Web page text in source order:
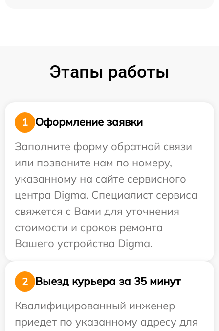
Этапы работы
1
Оформление заявки
Заполните форму обратной связи
или позвоните нам по номеру,
указанному на сайте сервисного
центра Digma. Специалист сервиса
свяжется с Вами для уточнения
стоимости и сроков ремонта
Вашего устройства Digma.
2
Выезд курьера за 35 минут
Квалифицированный инженер
приедет по указанному адресу для